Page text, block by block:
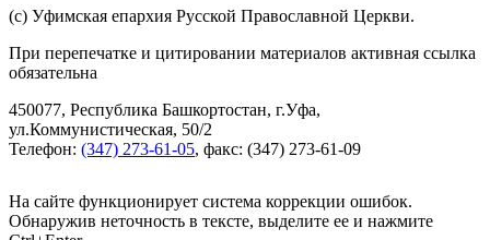
(с) Уфимская епархия Русской Православной Церкви.
При перепечатке и цитировании материалов активная ссылка
обязательна
450077, Республика Башкортостан, г.Уфа,
ул.Коммунистическая, 50/2
Телефон: (347) 273-61-05, факс: (347) 273-61-09
На сайте функционирует система коррекции ошибок.
Обнаружив неточность в тексте, выделите ее и нажмите